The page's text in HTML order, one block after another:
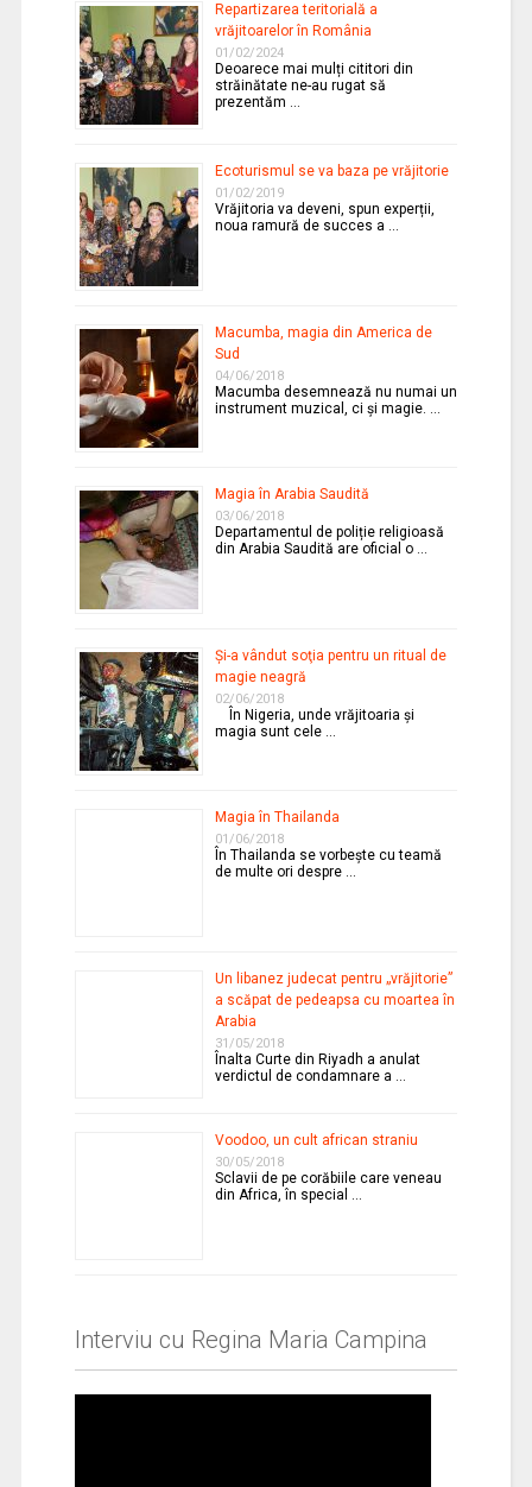
Repartizarea teritorială a
vrăjitoarelor în România
01/02/2024
Deoarece mai mulți cititori din
străinătate ne-au rugat să
prezentăm …
Ecoturismul se va baza pe vrăjitorie
01/02/2019
Vrăjitoria va deveni, spun experții,
noua ramură de succes a …
Macumba, magia din America de
Sud
04/06/2018
Macumba desemnează nu numai un
instrument muzical, ci și magie. …
Magia în Arabia Saudită
03/06/2018
Departamentul de poliție religioasă
din Arabia Saudită are oficial o …
Şi-a vândut soţia pentru un ritual de
magie neagră
02/06/2018
În Nigeria, unde vrăjitoaria şi
magia sunt cele …
Magia în Thailanda
01/06/2018
În Thailanda se vorbeşte cu teamă
de multe ori despre …
Un libanez judecat pentru „vrăjitorie”
a scăpat de pedeapsa cu moartea în
Arabia
31/05/2018
Înalta Curte din Riyadh a anulat
verdictul de condamnare a …
Voodoo, un cult african straniu
30/05/2018
Sclavii de pe corăbiile care veneau
din Africa, în special …
Interviu cu Regina Maria Campina